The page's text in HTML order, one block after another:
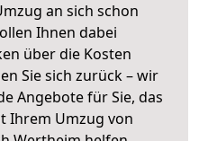
an sich schon
Ihnen dabei
über die Kosten
Sie sich zurück – wir
Angebote für Sie, das
Ihrem Umzug von